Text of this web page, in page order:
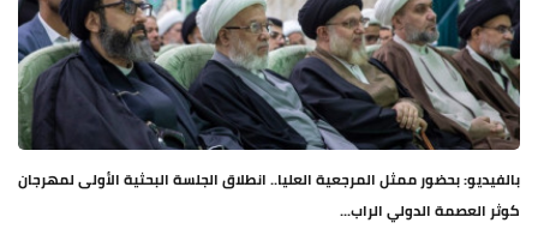
بالفيديو: بحضور ممثل المرجعية العليا.. انطلاق الجلسة البحثية الأولى لمهرجان
كوثر العصمة الدولي الراب...